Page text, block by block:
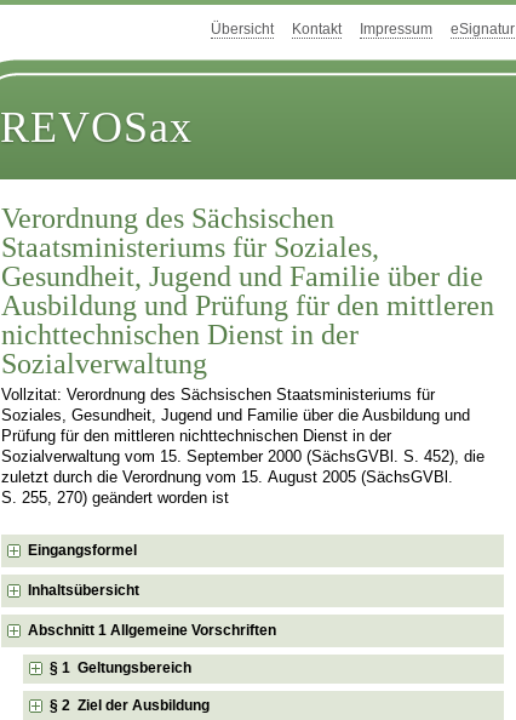
Übersicht Kontakt Impressum eSignatur
REVOSax
Verordnung des Sächsischen
Staatsministeriums für Soziales,
Gesundheit, Jugend und Familie über die
Ausbildung und Prüfung für den mittleren
nichttechnischen Dienst in der
Sozialverwaltung
Vollzitat: Verordnung des Sächsischen Staatsministeriums für
Soziales, Gesundheit, Jugend und Familie über die Ausbildung und
Prüfung für den mittleren nichttechnischen Dienst in der
Sozialverwaltung vom 15. September 2000 (SächsGVBl. S. 452), die
zuletzt durch die Verordnung vom 15. August 2005 (SächsGVBl.
S. 255, 270) geändert worden ist
Eingangsformel
Inhaltsübersicht
Abschnitt 1 Allgemeine Vorschriften
§ 1 Geltungsbereich
§ 2 Ziel der Ausbildung